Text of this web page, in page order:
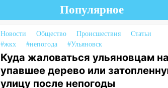
Популярное
Новости Общество Происшествия
Статьи
#жкх
#непогода #Ульяновск
Куда жаловаться ульяновцам на
упавшее дерево или
улицу после непогоды